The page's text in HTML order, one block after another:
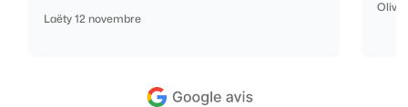
Laëty 12 novembre